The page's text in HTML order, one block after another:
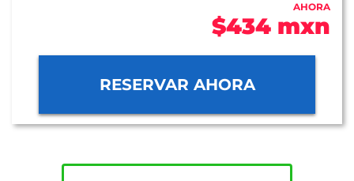
AHORA
$434 mxn
RESERVAR AHORA